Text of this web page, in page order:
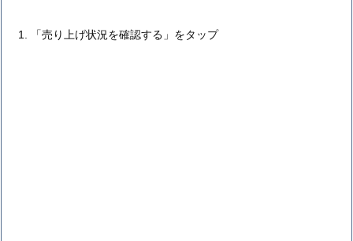
「売り上げ状況を確認する」をタップ